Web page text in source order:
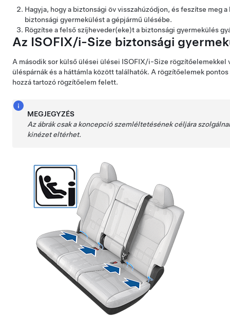
Hagyja, hogy a biztonsági öv visszahúzódjon, és feszítse meg
biztonsági gyermekülést a gépjármű ülésébe.
Rögzítse a felső szíjheveder(eke)t a biztonsági gyermekülés
Az ISOFIX/i-Size biztonsági
A második sor külső ülései ülései ISOFIX/i-Size rögzítőelemekkel
üléspárnák és a háttámla között találhatók. A rögzítőelemek
hozzá tartozó rögzítőelem felett.
MEGJEGYZÉS
Az ábrák csak a koncepció szemléltetésének céljára
kinézet eltérhet.